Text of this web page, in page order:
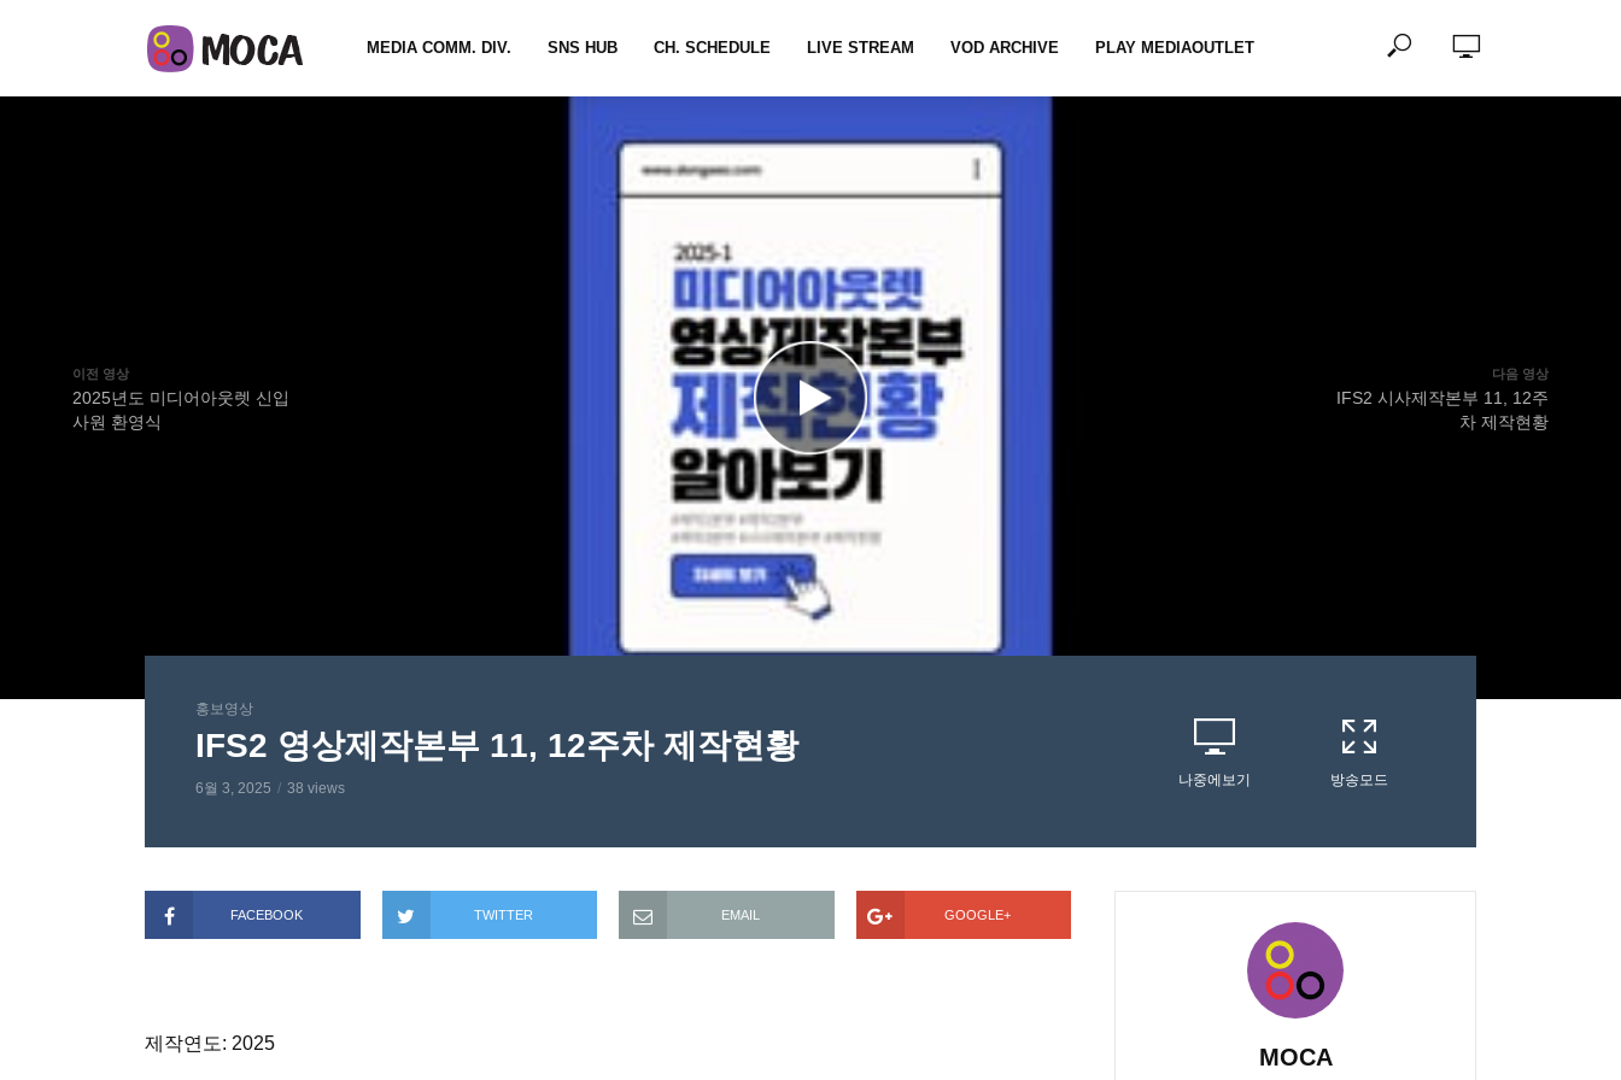
MEDIA COMM. DIV. SNS HUB CH. SCHEDULE LIVE STREAM VOD ARCHIVE PLAY MEDIAOUTLET
이전 영상
2025년도 미디어아웃렛 신입
사원 환영식
다음 영상
IFS2 시사제작본부 11, 12주
차 제작현황
홍보영상
IFS2 영상제작본부 11, 12주차 제작현황
6월 3, 2025 38 views
나중에보기 방송모드
FACEBOOK TWITTER EMAIL GOOGLE+
제작연도: 2025
MOCA